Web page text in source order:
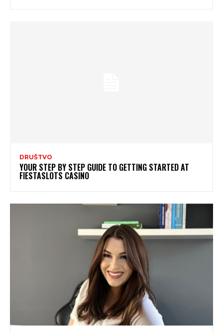
DRUŠTVO
YOUR STEP BY STEP GUIDE TO GETTING STARTED AT
FIESTASLOTS CASINO